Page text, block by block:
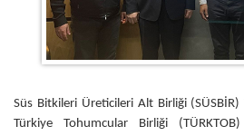
Süs Bitkileri Üreticileri Alt Birliği
Türkiye Tohumcular Birliği